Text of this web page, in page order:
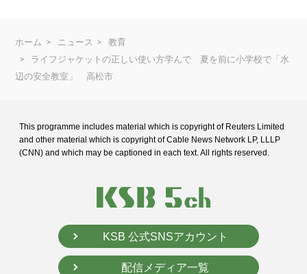
ホーム ニュース
教育
ライフジャケットの正しい使い方学んで 夏を前に小学校で「水
辺の安全教室」 高松市
This programme includes material which is copyright of Reuters Limited
and other material which is copyright of Cable News Network LP, LLLP
(CNN) and which may be captioned in each text. All rights reserved.
KSB 公式SNSアカウント
配信メディア一覧